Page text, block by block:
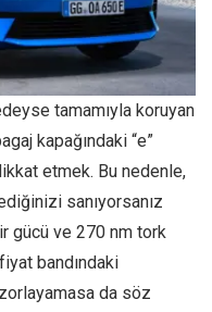
tamamıyla koruyan
kapağındaki “e”
etmek. Bu nedenle,
sanıyorsanız
gücü ve 270 nm tork
bandındaki
da söz